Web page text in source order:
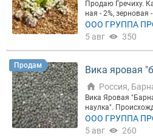
Продаю Гречиху.
ная - 2%, зерновая - 1,9%. Оплата с
ж/д и
так же в страны
ООО ГРУППА
5 авг
350
Продам Вика яровая
Россия,
Вика Яровая "Барнаулка" Вика
наулка".
ка в мешки.
юбую точку
ООО ГРУППА
5 авг
260